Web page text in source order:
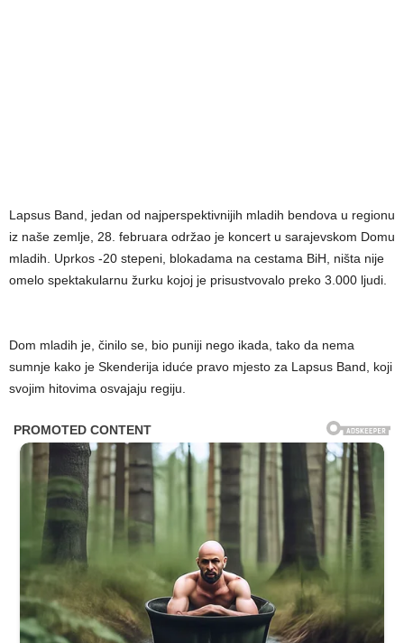
Lapsus Band, jedan od najperspektivnijih mladih bendova u regionu
iz naše zemlje, 28. februara održao je koncert u sarajevskom Domu
mladih. Uprkos -20 stepeni, blokadama na cestama BiH, ništa nije
omelo spektakularnu žurku kojoj je prisustvovalo preko 3.000 ljudi.
Dom mladih je, činilo se, bio puniji nego ikada, tako da nema
sumnje kako je Skenderija iduće pravo mjesto za Lapsus Band, koji
svojim hitovima osvajaju regiju.